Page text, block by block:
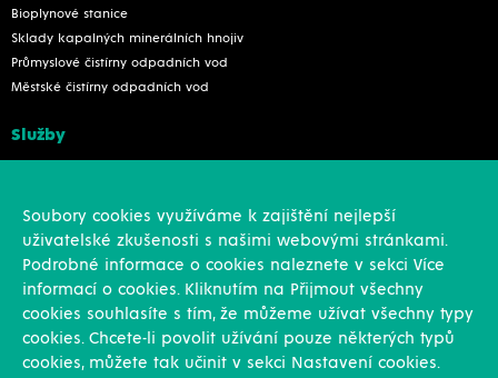
Bioplynové stanice
Sklady kapalných minerálních hnojiv
Průmyslové čistírny odpadních vod
Městské čistírny odpadních vod
Služby
Soubory cookies využíváme k zajištění nejlepší
uživatelské zkušenosti s našimi webovými stránkami.
Podrobné informace o cookies naleznete v sekci Více
informací o cookies. Kliknutím na Přijmout všechny
cookies souhlasíte s tím, že můžeme užívat všechny typy
cookies. Chcete-li povolit užívání pouze některých typů
cookies, můžete tak učinit v sekci Nastavení cookies.